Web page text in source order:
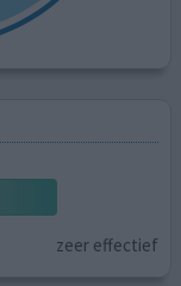
zeer effectief